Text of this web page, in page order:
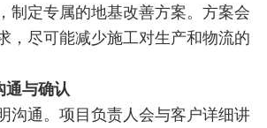
制定专属的地基改善方案。方案会
，尽可能减少施工对生产和物流的
与确认
沟通。项目负责人会与客户详细讲